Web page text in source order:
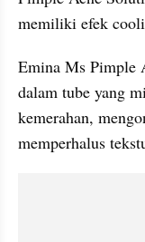
memiliki efek
Emina Ms Pimple
dalam tube yang
kemerahan,
memperhalus